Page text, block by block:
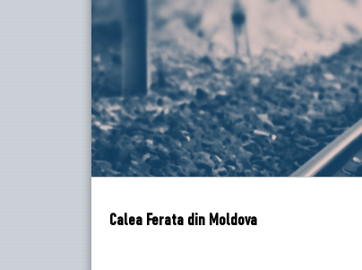
Calea Ferata din Moldova